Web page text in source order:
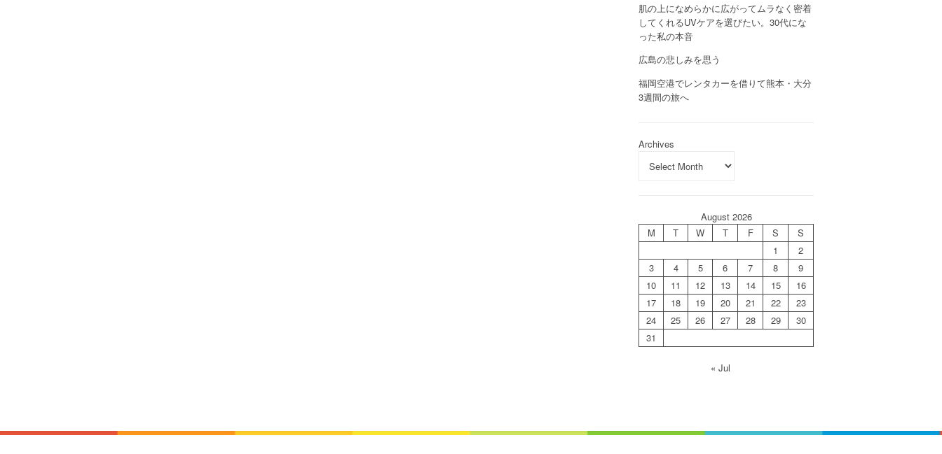
肌の上になめらかに広がってムラなく密着
してくれるUVケアを選びたい。30代にな
った私の本音
広島の悲しみを思う
福岡空港でレンタカーを借りて熊本・大分
3週間の旅へ
Archives
August 2026
M
T W T F S
S
1
2
3
4 5 6 7 8
9
10
11 12 13 14 15
16
17
18 19 20 21 22
23
24
25 26 27 28 29
30
31
« Jul